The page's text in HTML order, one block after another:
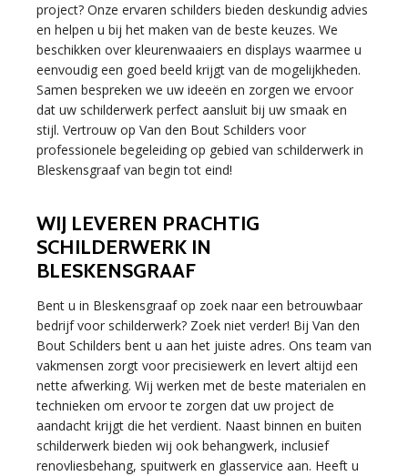
project? Onze ervaren schilders bieden deskundig advies
en helpen u bij het maken van de beste keuzes. We
beschikken over kleurenwaaiers en displays waarmee u
eenvoudig een goed beeld krijgt van de mogelijkheden.
Samen bespreken we uw ideeën en zorgen we ervoor
dat uw schilderwerk perfect aansluit bij uw smaak en
stijl. Vertrouw op Van den Bout Schilders voor
professionele begeleiding op gebied van schilderwerk in
Bleskensgraaf van begin tot eind!
WIJ LEVEREN PRACHTIG
SCHILDERWERK IN
BLESKENSGRAAF
Bent u in Bleskensgraaf op zoek naar een betrouwbaar
bedrijf voor schilderwerk? Zoek niet verder! Bij Van den
Bout Schilders bent u aan het juiste adres. Ons team van
vakmensen zorgt voor precisiewerk en levert altijd een
nette afwerking. Wij werken met de beste materialen en
technieken om ervoor te zorgen dat uw project de
aandacht krijgt die het verdient. Naast binnen en buiten
schilderwerk bieden wij ook behangwerk, inclusief
renovliesbehang, spuitwerk en glasservice aan. Heeft u